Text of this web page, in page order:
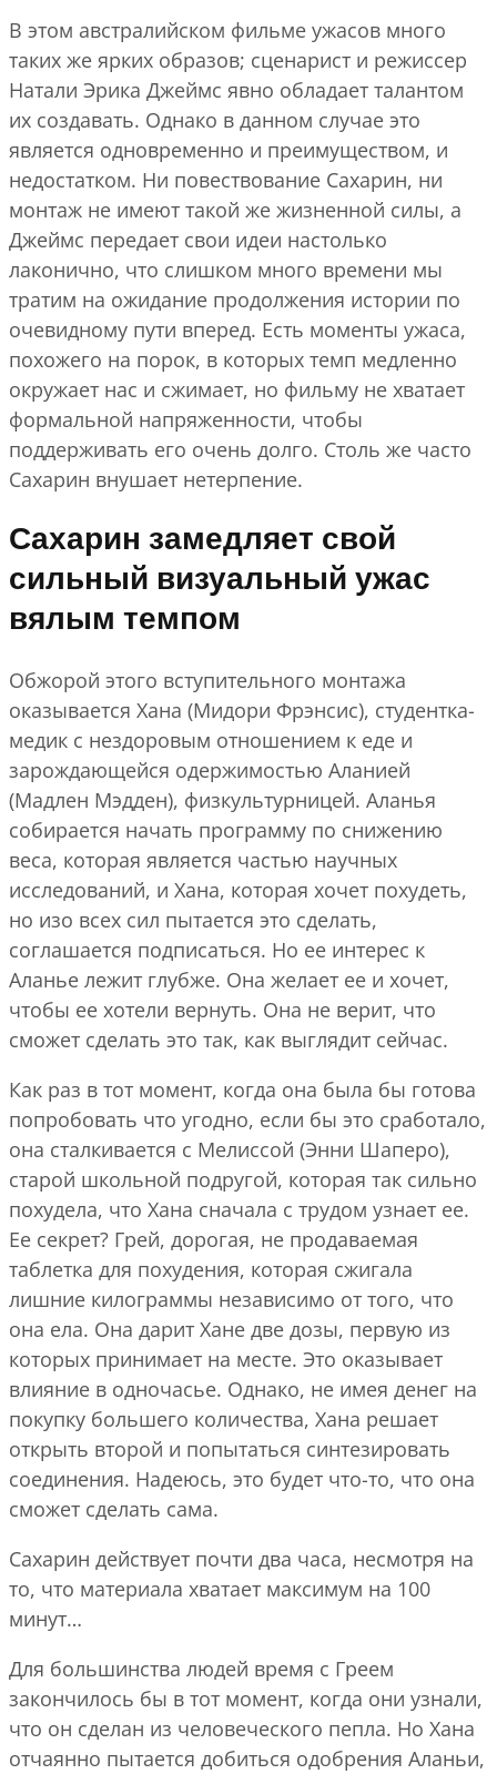
В этом австралийском фильме ужасов много
таких же ярких образов; сценарист и режиссер
Натали Эрика Джеймс явно обладает талантом
их создавать. Однако в данном случае это
является одновременно и преимуществом, и
недостатком. Ни повествование Сахарин, ни
монтаж не имеют такой же жизненной силы, а
Джеймс передает свои идеи настолько
лаконично, что слишком много времени мы
тратим на ожидание продолжения истории по
очевидному пути вперед. Есть моменты ужаса,
похожего на порок, в которых темп медленно
окружает нас и сжимает, но фильму не хватает
формальной напряженности, чтобы
поддерживать его очень долго. Столь же часто
Сахарин внушает нетерпение.
Сахарин замедляет свой
сильный визуальный ужас
вялым темпом
Обжорой этого вступительного монтажа
оказывается Хана (Мидори Фрэнсис), студентка-
медик с нездоровым отношением к еде и
зарождающейся одержимостью Аланией
(Мадлен Мэдден), физкультурницей. Аланья
собирается начать программу по снижению
веса, которая является частью научных
исследований, и Хана, которая хочет похудеть,
но изо всех сил пытается это сделать,
соглашается подписаться. Но ее интерес к
Аланье лежит глубже. Она желает ее и хочет,
чтобы ее хотели вернуть. Она не верит, что
сможет сделать это так, как выглядит сейчас.
Как раз в тот момент, когда она была бы готова
попробовать что угодно, если бы это сработало,
она сталкивается с Мелиссой (Энни Шаперо),
старой школьной подругой, которая так сильно
похудела, что Хана сначала с трудом узнает ее.
Ее секрет? Грей, дорогая, не продаваемая
таблетка для похудения, которая сжигала
лишние килограммы независимо от того, что
она ела. Она дарит Хане две дозы, первую из
которых принимает на месте. Это оказывает
влияние в одночасье. Однако, не имея денег на
покупку большего количества, Хана решает
открыть второй и попытаться синтезировать
соединения. Надеюсь, это будет что-то, что она
сможет сделать сама.
Сахарин действует почти два часа, несмотря на
то, что материала хватает максимум на 100
минут…
Для большинства людей время с Греем
закончилось бы в тот момент, когда они узнали,
что он сделан из человеческого пепла. Но Хана
отчаянно пытается добиться одобрения Аланьи,